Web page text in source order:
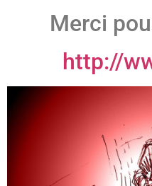
Merci
http://